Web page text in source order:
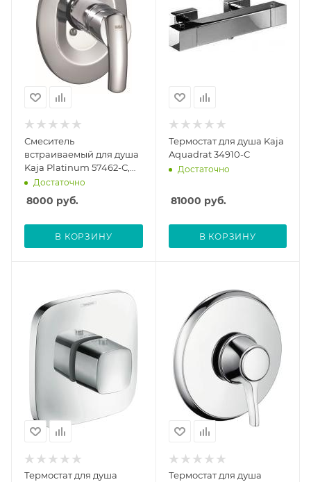
Смеситель
встраиваемый для душа
Kaja Platinum 57462-С,
без скрытой части
Достаточно
8000 руб.
В КОРЗИНУ
Термостат для душа Kaja
Aquadrat 34910-C
Достаточно
81000 руб.
В КОРЗИНУ
Термостат для душа
Термостат для душа